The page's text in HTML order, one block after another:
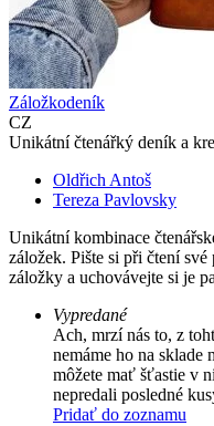
Záložkodeník
CZ
Unikátní čtenářký deník a
Oldřich Antoš
Tereza Pavlovsky
Unikátní kombinace
záložek. Pište si při čtení
záložky a uchovávejte si je
Vypredané
Ach, mrzí nás to, z
nemáme ho na sklade
môžete mať šťastie v
nepredali posledné
Pridať do zoznamu